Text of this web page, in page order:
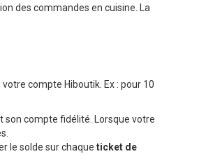
des commandes en cuisine. La
votre compte Hiboutik. Ex : pour 10
son compte fidélité. Lorsque votre
le solde sur chaque ticket de